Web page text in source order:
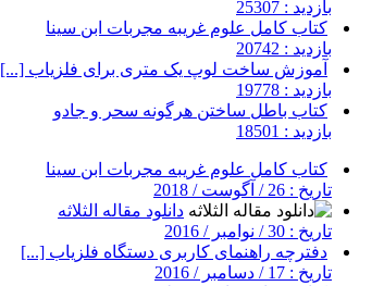
بازدید : 25307
کتاب کامل علوم غریبه مجربات ابن سینا
بازدید : 20742
آموزش ساخت لوپ یک متری برای فلزیاب [...]
بازدید : 19778
کتاب باطل ساختن هرگونه سحر و جادو
بازدید : 18501
کتاب کامل علوم غریبه مجربات ابن سینا
تاریخ : 26 / آگوست / 2018
دانلود مقاله الثلاثه
تاریخ : 30 / نوامبر / 2016
دفترچه راهنمای کاربری دستگاه فلزیاب [...]
تاریخ : 17 / دسامبر / 2016